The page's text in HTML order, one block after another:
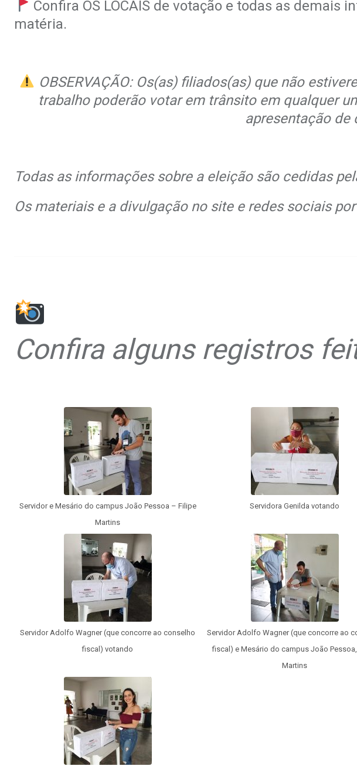
Confira OS LOCAIS de votação e todas as
matéria.
OBSERVAÇÃO: Os(as) filiados(as) que não
trabalho poderão votar em trânsito em qualquer
apresentação
Todas as informações sobre a eleição são cedidas
Os materiais e a divulgação no site e redes sociais por
Confira alguns registros
Servidor e Mesário do campus João Pessoa – Filipe
Martins
Servidora Genilda votando
Servidor Adolfo Wagner (que concorre ao conselho
fiscal) votando
Servidor Adolfo Wagner (que concorre ao
fiscal) e Mesário do campus João
Martins